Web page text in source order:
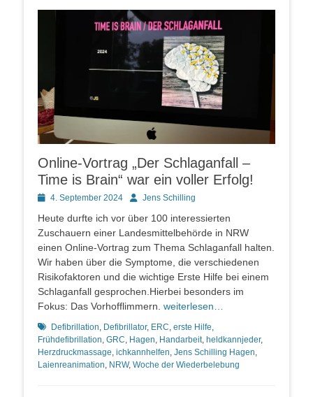
Online-Vortrag „Der Schlaganfall –
Time is Brain“ war ein voller Erfolg!
Posted4. September 2024 AutorJens Schilling
Heute durfte ich vor über 100 interessierten
Zuschauern einer Landesmittelbehörde in NRW
einen Online-Vortrag zum Thema Schlaganfall halten.
Wir haben über die Symptome, die verschiedenen
Risikofaktoren und die wichtige Erste Hilfe bei einem
Schlaganfall gesprochen.Hierbei besonders im
Fokus: Das Vorhofflimmern. weiterlesen…
Schlagworte
Defibrillation Defibrillator, ERC erste Hilfe
Frühdefibrillation GRC Hagen Handarbeit, heldkannjeder,
Herzdruckmassage ichkannhelfen Jens Schilling Hagen
Laienreanimation NRW, Woche der Wiederbelebung